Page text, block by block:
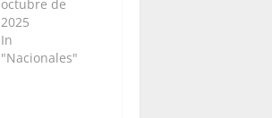
octubre de
2025
In
"Nacionales"